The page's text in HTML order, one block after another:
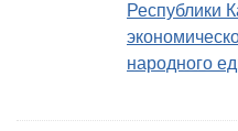
Республики
народного